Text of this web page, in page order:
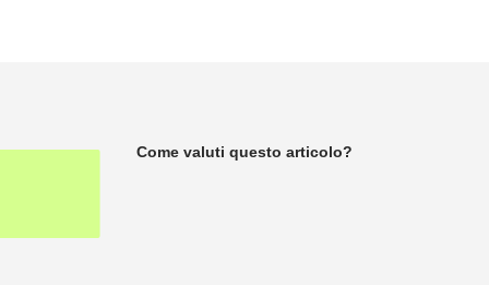
Come valuti questo articolo?